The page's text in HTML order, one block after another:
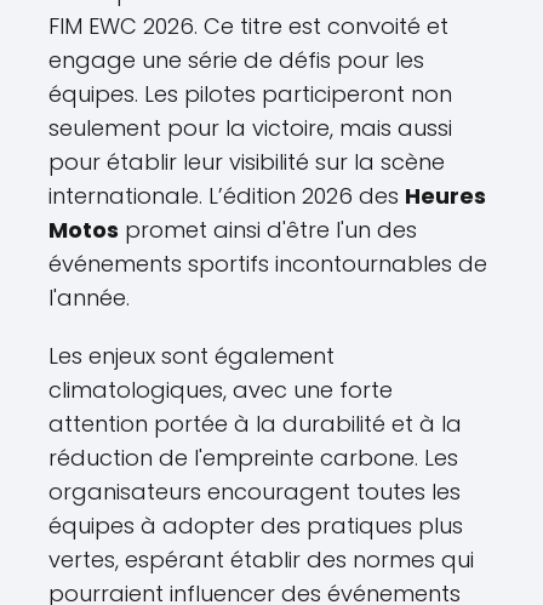
FIM EWC 2026. Ce titre est convoité et
engage une série de défis pour les
équipes. Les pilotes participeront non
seulement pour la victoire, mais aussi
pour établir leur visibilité sur la scène
internationale. L’édition 2026 des Heures
Motos promet ainsi d'être l'un des
événements sportifs incontournables de
l'année.
Les enjeux sont également
climatologiques, avec une forte
attention portée à la durabilité et à la
réduction de l'empreinte carbone. Les
organisateurs encouragent toutes les
équipes à adopter des pratiques plus
vertes, espérant établir des normes qui
pourraient influencer des événements